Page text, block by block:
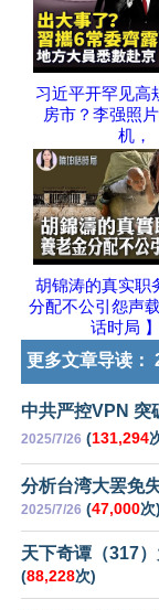
习近平开罕见高
房市？李强照
机，
胡锦涛的真实职
分配不公引怨声
话时局 】
更多文章导读：
中共严控VPN 突
2025/7/26 (131,294
分析台湾大罢免
2025/7/26 (47,000次)
天下奇谭（317
(88,228次)